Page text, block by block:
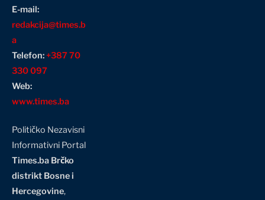
E-mail:
redakcija@times.b
a
Telefon:+387 70
330 097
Web:
www.times.ba
Političko Nezavisni
Informativni Portal
Times.ba Brčko
distrikt Bosne i
Hercegovine,